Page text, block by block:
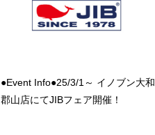
●Event Info●25/3/1～ イノブン大和
郡山店にてJIBフェア開催！